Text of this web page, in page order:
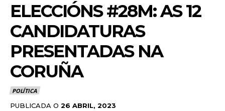
ELECCIÓNS #28M: AS 12
CANDIDATURAS
PRESENTADAS NA
CORUÑA
POLÍTICA
PUBLICADA O 26 ABRIL, 2023